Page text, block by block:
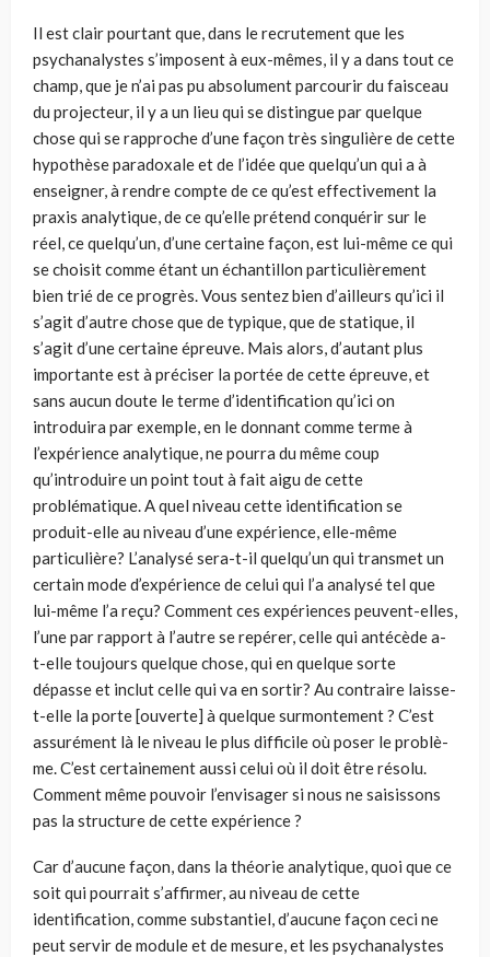
Il est clair pourtant que, dans le recrutement que les
psychanalystes s’impo­sent à eux-mêmes, il y a dans tout ce
champ, que je n’ai pas pu absolument par­courir du faisceau
du projecteur, il y a un lieu qui se distingue par quelque
chose qui se rapproche d’une façon très singulière de cette
hypothèse paradoxale et de l’idée que quelqu’un qui a à
enseigner, à rendre compte de ce qu’est effective­ment la
praxis analytique, de ce qu’elle prétend conquérir sur le
réel, ce quel­qu’un, d’une certaine façon, est lui-même ce qui
se choisit comme étant un échantillon particulièrement
bien trié de ce progrès. Vous sentez bien d’ailleurs qu’ici il
s’agit d’autre chose que de typique, que de statique, il
s’agit d’une cer­taine épreuve. Mais alors, d’autant plus
importante est à préciser la portée de cette épreuve, et
sans aucun doute le terme d’identification qu’ici on
introduira par exemple, en le donnant comme terme à
l’expérience analytique, ne pourra du même coup
qu’introduire un point tout à fait aigu de cette
problématique. A quel niveau cette identification se
produit-elle au niveau d’une expérience, elle-même
particulière? L’analysé sera-t-il quelqu’un qui transmet un
certain mode d’expérience de celui qui l’a analysé tel que
lui-même l’a reçu? Comment ces expériences peuvent-elles,
l’une par rapport à l’autre se repérer, celle qui antécède a-
t-elle toujours quelque chose, qui en quelque sorte
dépasse et inclut celle qui va en sortir? Au contraire laisse-
t-elle la porte [ouverte] à quelque sur­montement ? C’est
assurément là le niveau le plus difficile où poser le problè­
me. C’est certainement aussi celui où il doit être résolu.
Comment même pou­voir l’envisager si nous ne saisissons
pas la structure de cette expérience ?
Car d’aucune façon, dans la théorie analytique, quoi que ce
soit qui pourrait s’affirmer, au niveau de cette
identification, comme substantiel, d’aucune façon ceci ne
peut servir de module et de mesure, et les psychanalystes